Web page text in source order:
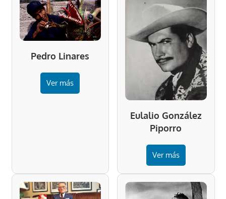
Pedro Linares
Ver más
Eulalio González
Piporro
Ver más